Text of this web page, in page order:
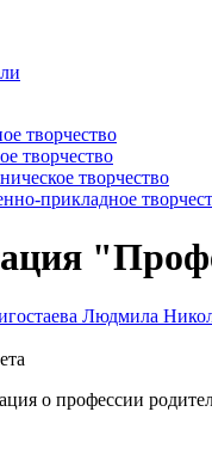
творчество
творчество
творчество
прикладное
Людмила
о профессии